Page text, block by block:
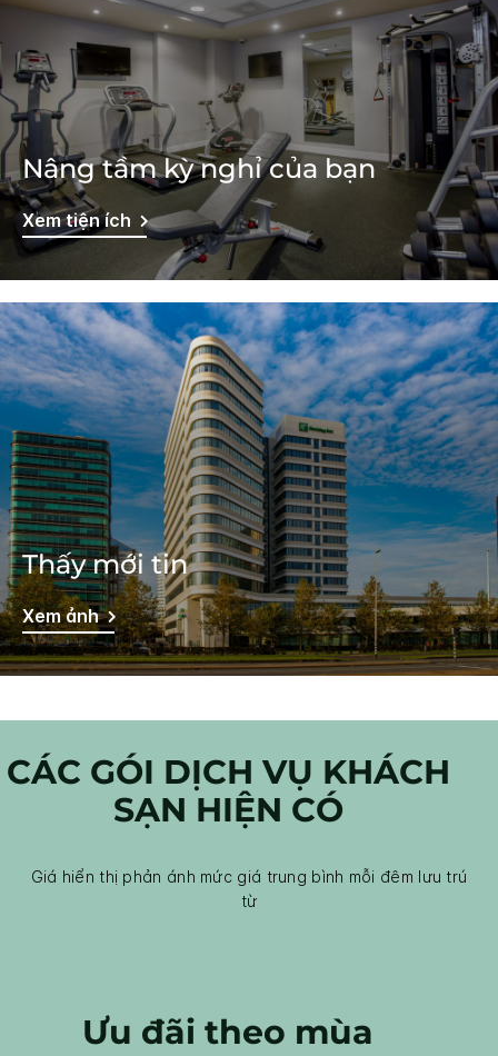
Nâng tầm kỳ nghỉ của bạn
Xem tiện ích
Thấy mới tin
Xem ảnh
CÁC GÓI DỊCH VỤ KHÁCH
SẠN HIỆN CÓ
Giá hiển thị phản ánh mức giá trung bình mỗi đêm lưu trú
từ
Ưu đãi theo mùa